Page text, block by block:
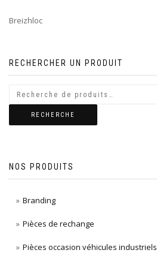
Breizhloc
RECHERCHER UN PRODUIT
RECHERCHE
NOS PRODUITS
Branding
Pièces de rechange
Pièces occasion véhicules industriels